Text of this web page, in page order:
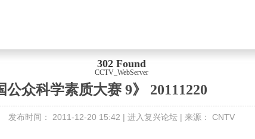
302 Found
CCTV_WebServer
公众科学素质大赛 9》 20111220
发布时间： 2011-12-20 15:42 | 进入复兴论坛 | 来源： CNTV